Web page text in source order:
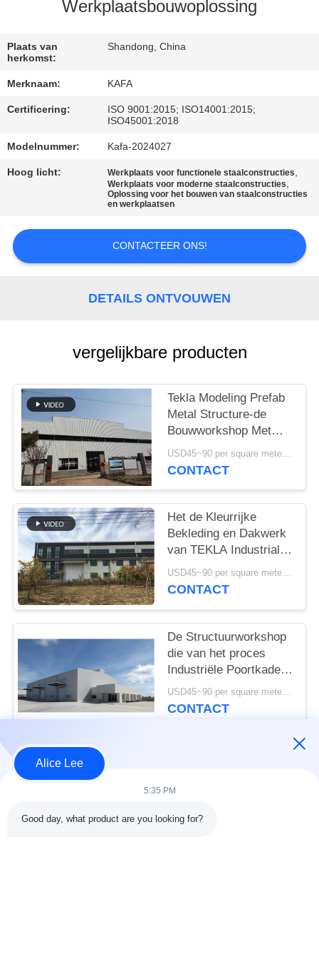
FABRIEKSTOUR
NEEM
CONTACT
OP
PRIVACYBELEID
Werkplaatsbouwoplossing
Plaats van
herkomst:
Shandong, China
Merknaam: KAFA
Certificering:
ISO 9001:2015; ISO14001:2015;
ISO45001:2018
Modelnummer: Kafa-2024027
Hoog licht: Werkplaats voor functionele staalconstructies,
Werkplaats voor moderne staalconstructies,
Oplossing voor het bouwen van staalconstructies
en werkplaatsen
CONTACTEER ONS!
DETAILS ONTVOUWEN
vergelijkbare producten
Tekla Modeling Prefab
Metal Structure-de
Bouwworkshop Met
hoge weerstand
USD45~90 per square meter MOQ:1000 vierkante meter
CONTACT
Het de Kleurrijke
Bekleding en Dakwerk
van TEKLA Industrial
Metal Workshop
Building
USD45~90 per square meter MOQ:1000 vierkante meter
CONTACT
De Structuurworkshop
die van het proces
Industriële Poortkader
PEB ISO-Norm bouwenUSD45~90 per square meter MOQ:1000 vierkante meter
CONTACT
populaire categorieën
de bouw van de
De Workshop van de
Alice Lee
5:35 PM
Good day, what product are you looking for?